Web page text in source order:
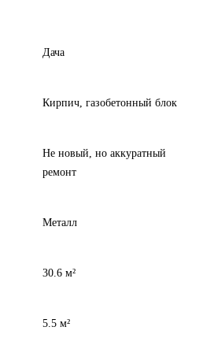
Дача
Кирпич, газобетонный блок
Не новый, но аккуратный
ремонт
Металл
30.6 м²
5.5 м²